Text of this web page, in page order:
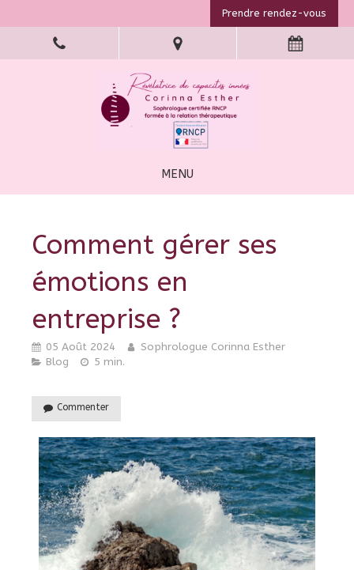
Prendre rendez-vous
MENU
Comment gérer ses
émotions en
entreprise ?
05 Août 2024
Sophrologue Corinna Esther
Blog
5 min.
Commenter